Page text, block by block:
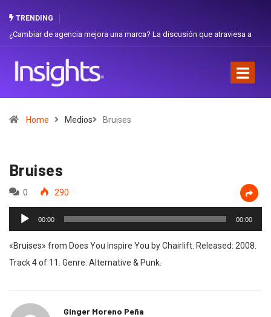
TRENDING
¿Cambiar de agencia mejora una marca? La discusión que atraviesa a
Home Medios Bruises
Bruises
0 290
Reproductor
00:00 00:00
«Bruises» from Does You Inspire You by Chairlift. Released: 2008.
Track 4 of 11. Genre: Alternative & Punk.
Ginger Moreno Peña